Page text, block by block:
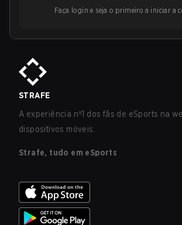
Faça login e seja o primeiro a iniciar a
STRAFE
A experiência nº1 dos fãs de eSports na
dispositivos móveis.
Strafe, tudo em eSports